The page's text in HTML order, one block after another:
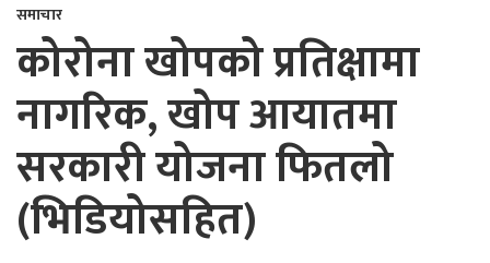
समाचार
कोरोना खोपको प्रतिक्षामा
नागरिक, खोप आयातमा
सरकारी योजना फितलो
(भिडियोसहित)